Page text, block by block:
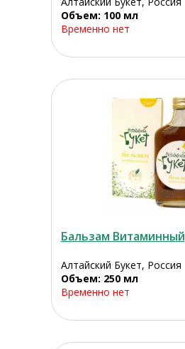
Объем: 100 мл
Временно нет
Бальзам Витаминный
Алтайский Букет, Россия
Объем: 250 мл
Временно нет